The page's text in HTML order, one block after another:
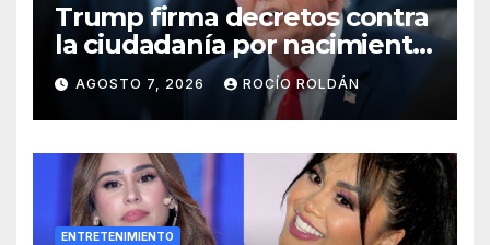
Trump firma decretos contra
la ciudadanía por nacimiento
y el ‘turismo de maternidad’
AGOSTO 7, 2026 ROCÍO ROLDÁN
ENTRETENIMIENTO